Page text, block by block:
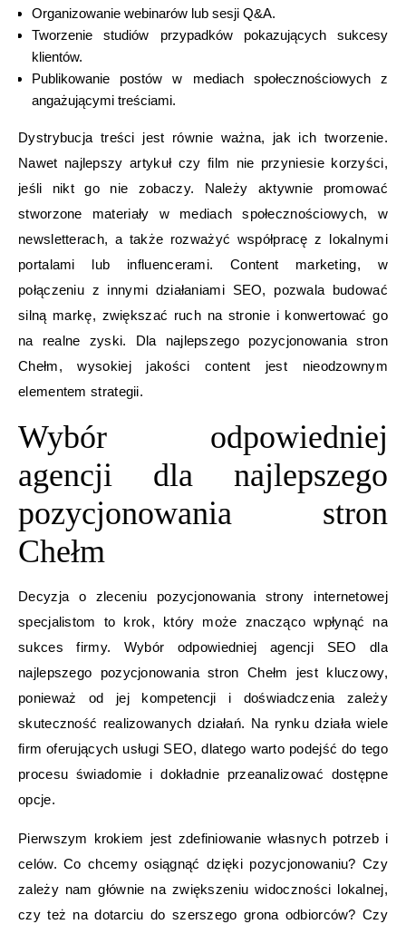
Organizowanie webinarów lub sesji Q&A.
Tworzenie studiów przypadków pokazujących sukcesy
klientów.
Publikowanie postów w mediach społecznościowych z
angażującymi treściami.
Dystrybucja treści jest równie ważna, jak ich tworzenie.
Nawet najlepszy artykuł czy film nie przyniesie korzyści,
jeśli nikt go nie zobaczy. Należy aktywnie promować
stworzone materiały w mediach społecznościowych, w
newsletterach, a także rozważyć współpracę z lokalnymi
portalami lub influencerami. Content marketing, w
połączeniu z innymi działaniami SEO, pozwala budować
silną markę, zwiększać ruch na stronie i konwertować go
na realne zyski. Dla najlepszego pozycjonowania stron
Chełm, wysokiej jakości content jest nieodzownym
elementem strategii.
Wybór odpowiedniej
agencji dla najlepszego
pozycjonowania stron
Chełm
Decyzja o zleceniu pozycjonowania strony internetowej
specjalistom to krok, który może znacząco wpłynąć na
sukces firmy. Wybór odpowiedniej agencji SEO dla
najlepszego pozycjonowania stron Chełm jest kluczowy,
ponieważ od jej kompetencji i doświadczenia zależy
skuteczność realizowanych działań. Na rynku działa wiele
firm oferujących usługi SEO, dlatego warto podejść do tego
procesu świadomie i dokładnie przeanalizować dostępne
opcje.
Pierwszym krokiem jest zdefiniowanie własnych potrzeb i
celów. Co chcemy osiągnąć dzięki pozycjonowaniu? Czy
zależy nam głównie na zwiększeniu widoczności lokalnej,
czy też na dotarciu do szerszego grona odbiorców? Czy